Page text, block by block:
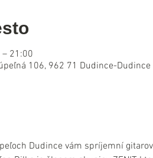
21:00
106, 962 71 Dudince-
Dudince vám spríjemní